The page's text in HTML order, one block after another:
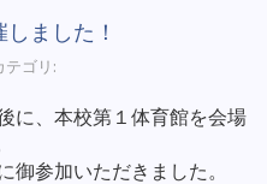
ました！
テゴリ:
に、本校第１体育館を会場
御参加いただきました。